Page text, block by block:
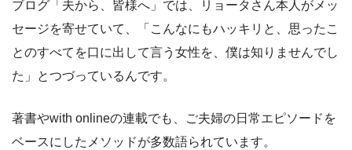
ブログ「夫から、皆様へ」では、リョータさん本人がメッ
セージを寄せていて、「こんなにもハッキリと、思ったこ
とのすべてを口に出して言う女性を、僕は知りませんでし
た」とつづっているんです。
著書やwith onlineの連載でも、ご夫婦の日常エピソードを
ベースにしたメソッドが多数語られています。